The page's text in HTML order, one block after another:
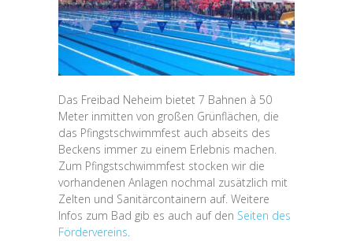
Das Freibad Neheim bietet 7 Bahnen à 50
Meter inmitten von großen Grünflächen, die
das Pfingstschwimmfest auch abseits des
Beckens immer zu einem Erlebnis machen.
Zum Pfingstschwimmfest stocken wir die
vorhandenen Anlagen nochmal zusätzlich mit
Zelten und Sanitärcontainern auf. Weitere
Infos zum Bad gib es auch auf den Seiten des
Fördervereins.